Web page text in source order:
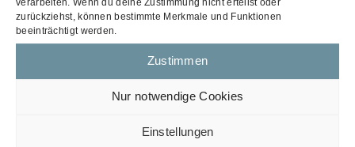
verarbeiten. Wenn du deine Zustimmung nicht erteilst oder
zurückziehst, können bestimmte Merkmale und Funktionen
beeinträchtigt werden.
Zustimmen
Nur notwendige Cookies
Einstellungen
Vielen Dank für Deine Nachricht
Wir melden uns in Kürze bei Dir.